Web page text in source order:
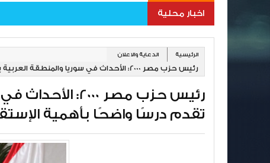
اخبار محلية
الرئيسية الدعاية والاعلان
رئيس حزب مصر 2000: الأحداث في سوريا والمنطقة العربية بشكل عام تقدم درسًا واضحًا بأهمية الإستقرار
رئيس حزب مصر
تقدم درسًا واضحًا بأهمية